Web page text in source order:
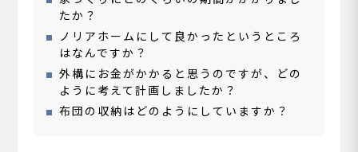
たか？
ノリアホームにして良かったというところ
はなんですか？
外構にお金がかかると思うのですが、どの
ように考えて計画しましたか？
布団の収納はどのようにしていますか？